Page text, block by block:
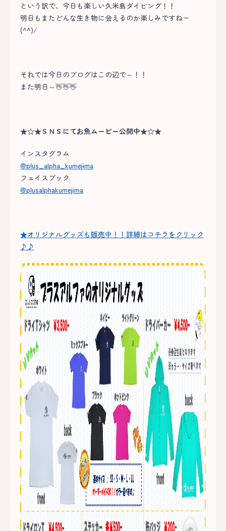
という訳で、今日も楽しい久米島ダイビング！！
明日もまたどんな生き物に会えるのか楽しみですねー
(^^)/
それでは今日のブログはこの辺で～！！
また明日～👋👋👋
★☆★ＳＮＳにてお魚ムービー公開中★☆★
インスタグラム
@plus_alpha_kumejima
フェイスブック
@plusalphakumejima
★オリジナルグッズも販売中！！詳細はコチラをクリック
♪♪